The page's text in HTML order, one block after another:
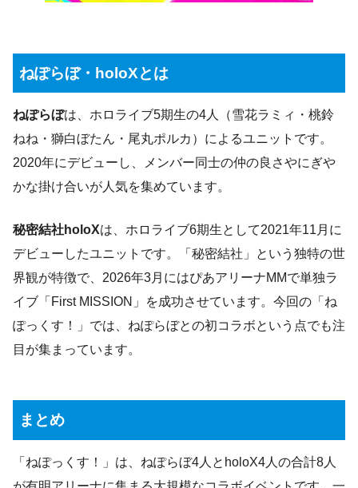
ねぽらぼ・holoXとは
ねぽらぼは、ホロライブ5期生の4人（雪花ラミィ・桃鈴
ねね・獅白ぼたん・尾丸ポルカ）によるユニットです。
2020年にデビューし、メンバー同士の仲の良さやにぎや
かな掛け合いが人気を集めています。
秘密結社holoXは、ホロライブ6期生として2021年11月に
デビューしたユニットです。「秘密結社」という独特の世
界観が特徴で、2026年3月にはぴあアリーナMMで単独ラ
イブ「First MISSION」を成功させています。今回の「ね
ぽっくす！」では、ねぽらぼとの初コラボという点でも注
目が集まっています。
まとめ
「ねぽっくす！」は、ねぽらぼ4人とholoX4人の合計8人